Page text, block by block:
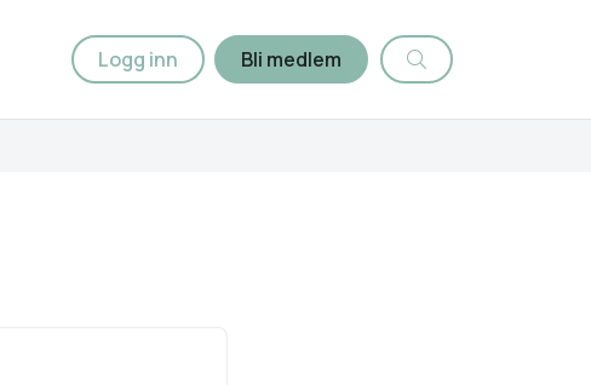
Logg inn Bli medlem